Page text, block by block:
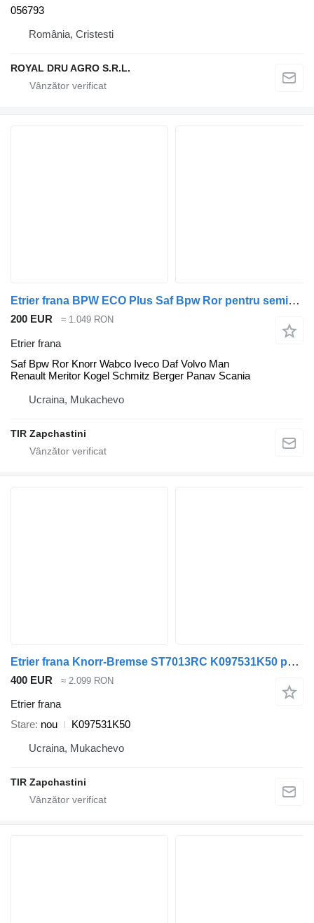
056793
România, Cristesti
ROYAL DRU AGRO S.R.L.
Etrier frana BPW ECO Plus Saf Bpw Ror pentru semiremorcă Schmitz Cargobull Kogel
200 EUR ≈ 1.049 RON
Etrier frana
Saf Bpw Ror Knorr Wabco Iveco Daf Volvo Man
Renault Meritor Kogel Schmitz Berger Panav Scania
Ucraina, Mukachevo
TIR Zapchastini
Etrier frana Knorr-Bremse ST7013RC K097531K50 pentru semiremorcă Knorr-Bremse Schmitz
400 EUR ≈ 2.099 RON
Etrier frana
Stare nou
K097531K50
Ucraina, Mukachevo
TIR Zapchastini